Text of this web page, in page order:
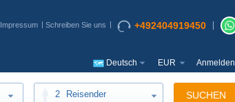
Impressum Schreiben Sie uns +492404919450
Deutsch EUR Anmelden
2 Reisender SUCHEN